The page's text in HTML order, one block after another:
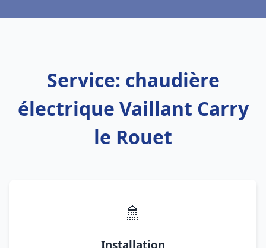
Service: chaudière
électrique Vaillant Carry
le Rouet
🚿
Installation